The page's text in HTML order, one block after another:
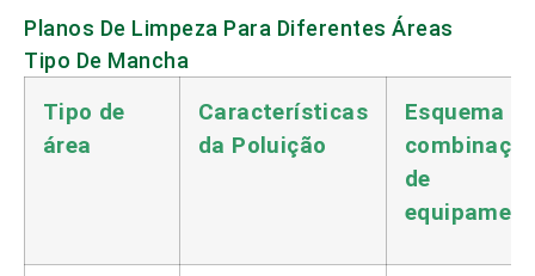
Planos De Limpeza Para Diferentes Áreas
Tipo De Mancha
Tipo de
área
Características
da Poluição
Esquema
de